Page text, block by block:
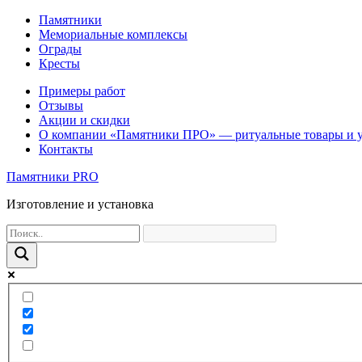
Памятники
Мемориальные комплексы
Ограды
Кресты
Примеры работ
Отзывы
Акции и скидки
О компании «Памятники ПРО» — ритуальные товары и
Контакты
Памятники PRO
Изготовление и установка